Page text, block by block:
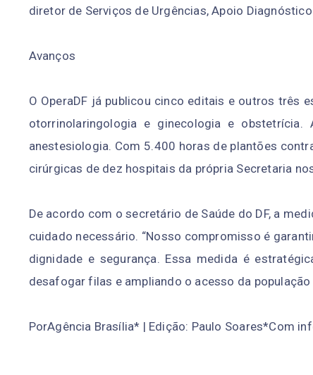
diretor de Serviços de Urgências, Apoio
Avanços
O OperaDF já publicou cinco editais e outros três
otorrinolaringologia e ginecologia e
anestesiologia. Com 5.400 horas de plantões
cirúrgicas de dez hospitais da própria Secretaria
De acordo com o secretário de Saúde do DF, a
cuidado necessário. “Nosso compromisso é
dignidade e segurança. Essa medida é
desafogar filas e ampliando o acesso da
PorAgência Brasília* | Edição: Paulo Soares*Com